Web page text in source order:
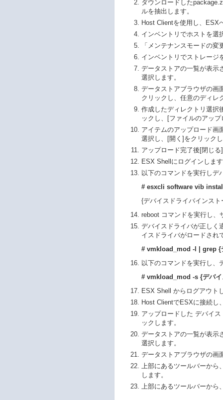
ダウンロードした
ルを抽出します。
Host Clientを使用し、ESX
インベントリでホストを選
「メンテナンスモードの
インベントリでストレージ
データストアの一覧が表示
選択します。
データストアブラウザの画
クリックし、任意のディレ
作成したディレクトリ選択
ックし、[ファイルのアッ
アイテムのアップロード画
選択し、[開く]をクリック
アップロード完了後[閉じ
ESX Shellにログインしま
以下のコマンドを実行しデ
# esxcli software vib
{デバイスドライバインス
reboot コマンドを実行し、
デバイスドライバが正しく
イスドライバがロードされ
# vmkload_mod -l | grep {
以下のコマンドを実行し、
# vmkload_mod -s {デバ
ESX Shell からログアウト
Host ClientでESXに接続し
アップロードした デバイ
ックします。
データストアの一覧が表示
選択します。
データストアブラウザの画
上部にあるツールバーか
します。
上部にあるツールバーか